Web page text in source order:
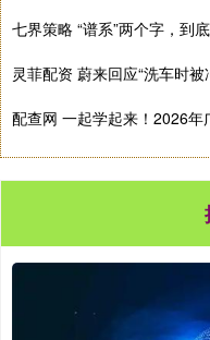
七界策略 “谱系”两个字，到
灵菲配资 蔚来回应“洗车时
配查网 一起学起来！2026